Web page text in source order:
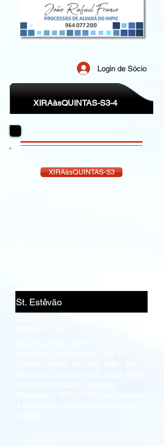
Login de Sócio
XIRAàsQUINTAS-S3-4
XIRAàsQUINTAS-S3
St. Estêvão